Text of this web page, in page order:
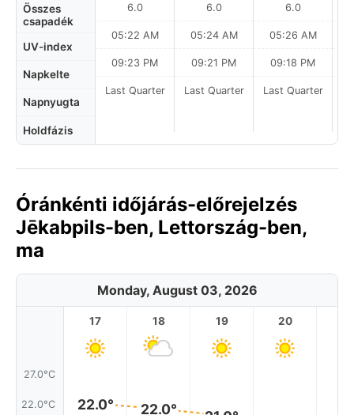
Összes
csapadék
UV-index
Napkelte
Napnyugta
Holdfázis
6.0
05:22 AM
09:23 PM
Last Quarter
6.0
05:24 AM
09:21 PM
Last Quarter
6.0
05:26 AM
09:18 PM
Last Quarter
Óránkénti időjárás-előrejelzés
Jēkabpils-ben, Lettország-ben,
ma
Monday, August 03, 2026
27.0°C
22.0°C
17
22.0°
18
22.0°
19 20